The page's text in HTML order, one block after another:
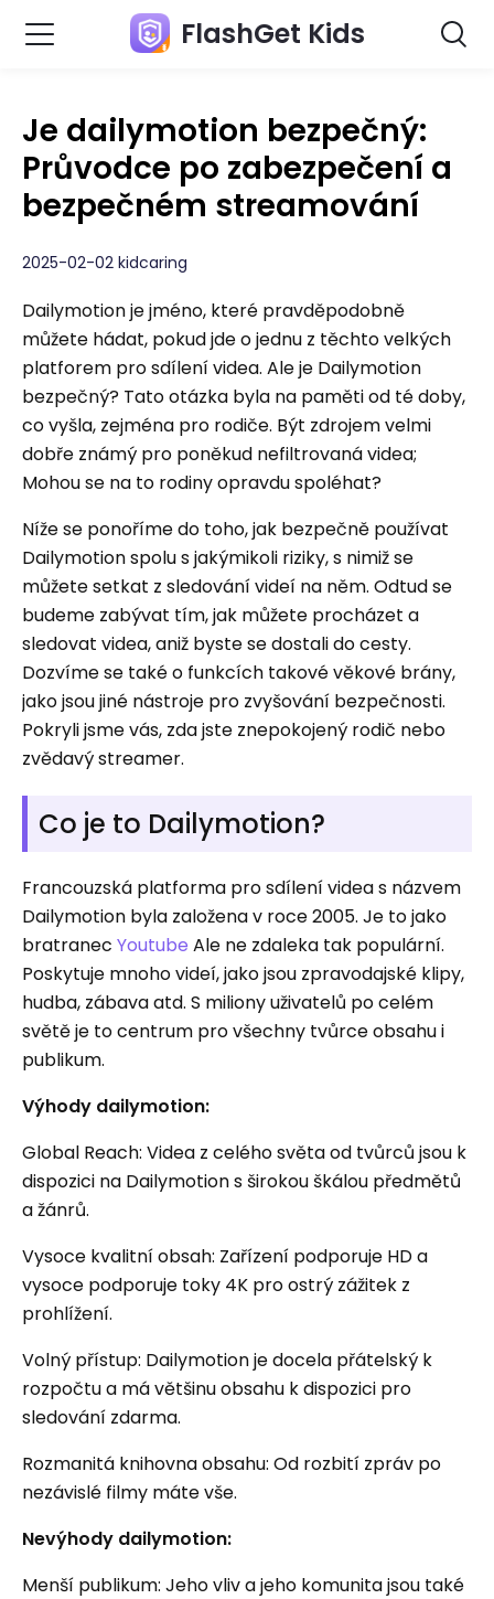
FlashGet Kids
Je dailymotion bezpečný:
Průvodce po zabezpečení a
bezpečném streamování
2025-02-02 kidcaring
Dailymotion je jméno, které pravděpodobně
můžete hádat, pokud jde o jednu z těchto velkých
platforem pro sdílení videa. Ale je Dailymotion
bezpečný? Tato otázka byla na paměti od té doby,
co vyšla, zejména pro rodiče. Být zdrojem velmi
dobře známý pro poněkud nefiltrovaná videa;
Mohou se na to rodiny opravdu spoléhat?
Níže se ponoříme do toho, jak bezpečně používat
Dailymotion spolu s jakýmikoli riziky, s nimiž se
můžete setkat z sledování videí na něm. Odtud se
budeme zabývat tím, jak můžete procházet a
sledovat videa, aniž byste se dostali do cesty.
Dozvíme se také o funkcích takové věkové brány,
jako jsou jiné nástroje pro zvyšování bezpečnosti.
Pokryli jsme vás, zda jste znepokojený rodič nebo
zvědavý streamer.
Co je to Dailymotion?
Francouzská platforma pro sdílení videa s názvem
Dailymotion byla založena v roce 2005. Je to jako
bratranec Youtube Ale ne zdaleka tak populární.
Poskytuje mnoho videí, jako jsou zpravodajské klipy,
hudba, zábava atd. S miliony uživatelů po celém
světě je to centrum pro všechny tvůrce obsahu i
publikum.
Výhody dailymotion:
Global Reach: Videa z celého světa od tvůrců jsou k
dispozici na Dailymotion s širokou škálou předmětů
a žánrů.
Vysoce kvalitní obsah: Zařízení podporuje HD a
vysoce podporuje toky 4K pro ostrý zážitek z
prohlížení.
Volný přístup: Dailymotion je docela přátelský k
rozpočtu a má většinu obsahu k dispozici pro
sledování zdarma.
Rozmanitá knihovna obsahu: Od rozbití zpráv po
nezávislé filmy máte vše.
Nevýhody dailymotion:
Menší publikum: Jeho vliv a jeho komunita jsou také